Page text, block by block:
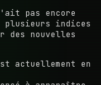
pas encore
plusieurs indices
des nouvelles
actuellement en